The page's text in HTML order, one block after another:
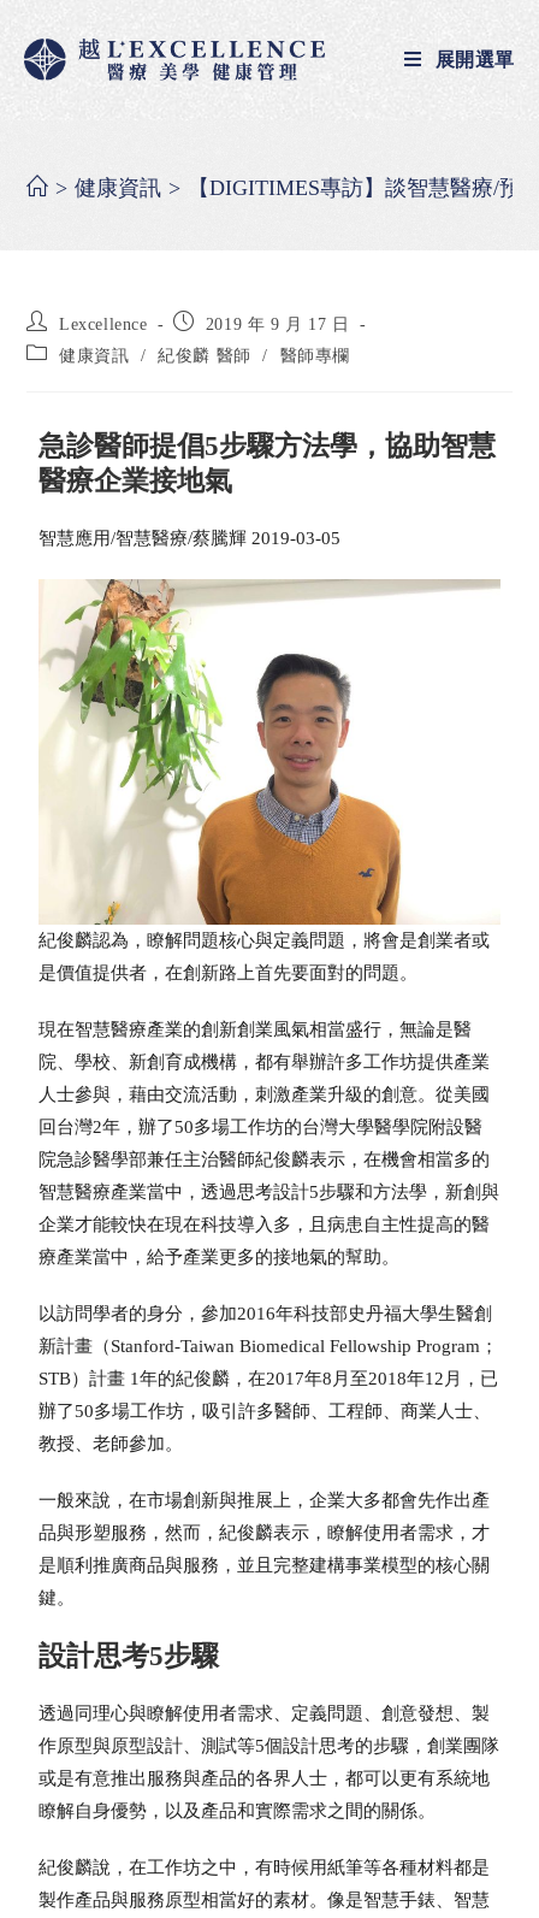
展開選單
> 健康資訊 > 【DIGITIMES專訪】談智慧醫療/預
Lexcellence
2019 年 9 月 17 日
健康資訊
/ 紀俊麟 醫師 / 醫師專欄
急診醫師提倡5步驟方法學，協助智慧
醫療企業接地氣
智慧應用/智慧醫療/蔡騰輝 2019-03-05
紀俊麟認為，瞭解問題核心與定義問題，將會是創業者或
是價值提供者，在創新路上首先要面對的問題。
現在智慧醫療產業的創新創業風氣相當盛行，無論是醫
院、學校、新創育成機構，都有舉辦許多工作坊提供產業
人士參與，藉由交流活動，刺激產業升級的創意。從美國
回台灣2年，辦了50多場工作坊的台灣大學醫學院附設醫
院急診醫學部兼任主治醫師紀俊麟表示，在機會相當多的
智慧醫療產業當中，透過思考設計5步驟和方法學，新創與
企業才能較快在現在科技導入多，且病患自主性提高的醫
療產業當中，給予產業更多的接地氣的幫助。
以訪問學者的身分，參加2016年科技部史丹福大學生醫創
新計畫（Stanford-Taiwan Biomedical Fellowship Program；
STB）計畫 1年的紀俊麟，在2017年8月至2018年12月，已
辦了50多場工作坊，吸引許多醫師、工程師、商業人士、
教授、老師參加。
一般來說，在市場創新與推展上，企業大多都會先作出產
品與形塑服務，然而，紀俊麟表示，瞭解使用者需求，才
是順利推廣商品與服務，並且完整建構事業模型的核心關
鍵。
設計思考5步驟
透過同理心與瞭解使用者需求、定義問題、創意發想、製
作原型與原型設計、測試等5個設計思考的步驟，創業團隊
或是有意推出服務與產品的各界人士，都可以更有系統地
瞭解自身優勢，以及產品和實際需求之間的關係。
紀俊麟說，在工作坊之中，有時候用紙筆等各種材料都是
製作產品與服務原型相當好的素材。像是智慧手錶、智慧